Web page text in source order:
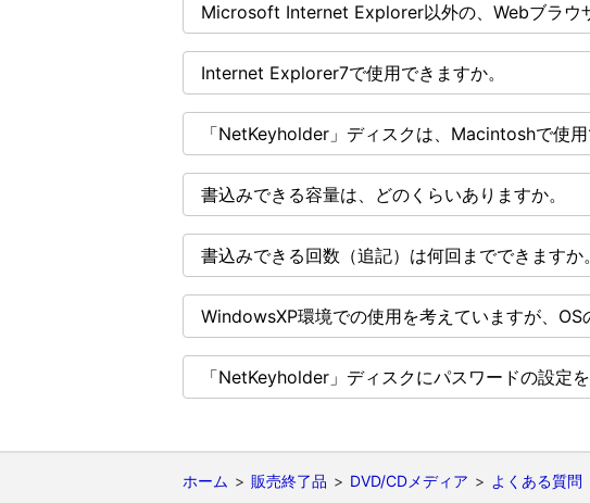
Microsoft Internet Explorer以外の、Webブラウ
Internet Explorer7で使用できますか。
「NetKeyholder」ディスクは、Macintoshで使用
書込みできる容量は、どのくらいありますか。
書込みできる回数（追記）は何回までできますか。
WindowsXP環境での使用を考えていますが、OS
「NetKeyholder」ディスクにパスワードの設定
ホーム 販売終了品 DVD/CDメディア よくある質問